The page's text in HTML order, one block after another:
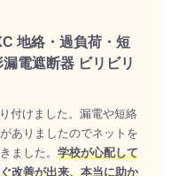
地絡・過負荷・短
電遮断器 ビリビリ
付けました。漏電や短絡
ありましたのでネットを
ました。 学校が心配して
改善が出来、本当に助か